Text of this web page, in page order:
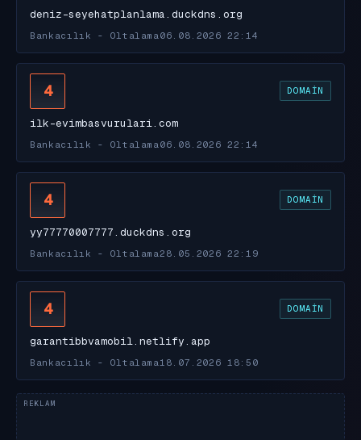
deniz-seyehatplanlama.duckdns.org
Bankacılık - Oltalama 06.08.2026 22:14
4 DOMAIN
ilk-evimbasvurulari.com
Bankacılık - Oltalama 06.08.2026 22:14
4 DOMAIN
yy77770007777.duckdns.org
Bankacılık - Oltalama28.05.2026 22:19
4 DOMAIN
garantibbvamobil.netlify.app
Bankacılık - Oltalama 18.07.2026 18:50